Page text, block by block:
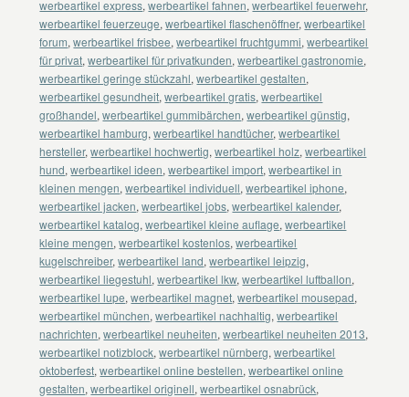
werbeartikel express,werbeartikel fahnen,werbeartikel feuerwehr,
werbeartikel feuerzeuge,werbeartikel flaschenöffner,werbeartikel
forum,werbeartikel frisbee,werbeartikel fruchtgummi,werbeartikel
für privat,werbeartikel für privatkunden,werbeartikel gastronomie,
werbeartikel geringe stückzahl,werbeartikel gestalten,
werbeartikel gesundheit,werbeartikel gratis,werbeartikel
großhandel,werbeartikel gummibärchen,werbeartikel günstig,
werbeartikel hamburg,werbeartikel handtücher,werbeartikel
hersteller,werbeartikel hochwertig,werbeartikel holz,werbeartikel
hund,werbeartikel ideen,werbeartikel import,werbeartikel in
kleinen mengen,werbeartikel individuell,werbeartikel iphone,
werbeartikel jacken,werbeartikel jobs,werbeartikel kalender,
werbeartikel katalog,werbeartikel kleine auflage,werbeartikel
kleine mengen,werbeartikel kostenlos,werbeartikel
kugelschreiber,werbeartikel land,werbeartikel leipzig,
werbeartikel liegestuhl,werbeartikel lkw,werbeartikel luftballon,
werbeartikel lupe,werbeartikel magnet,werbeartikel mousepad,
werbeartikel münchen,werbeartikel nachhaltig,werbeartikel
nachrichten,werbeartikel neuheiten,werbeartikel neuheiten 2013,
werbeartikel notizblock,werbeartikel nürnberg,werbeartikel
oktoberfest,werbeartikel online bestellen,werbeartikel online
gestalten,werbeartikel originell,werbeartikel osnabrück,